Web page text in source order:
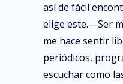
así de fácil
elige este.—Ser
me hace sentir
periódicos,
escuchar como